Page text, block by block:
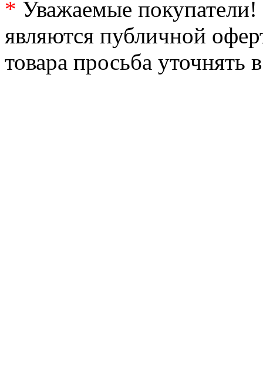
* Уважаемые
являются публичной
товара просьба уточнять